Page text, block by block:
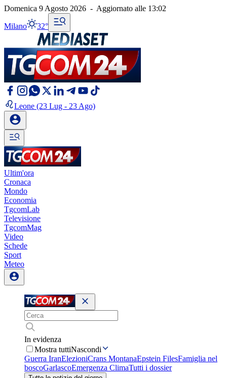
Domenica 9 Agosto 2026 - Aggiornato alle 13:02
Milano 32°
Leone (23 Lug - 23 Ago)
Ultim'ora
Cronaca
Mondo
Economia
TgcomLab
Televisione
TgcomMag
Video
Schede
Sport
Meteo
In evidenza
Mostra tuttiNascondi
Guerra IranElezioniCrans MontanaEpstein FilesFamiglia nel
boscoGarlascoEmergenza ClimaTutti i dossier